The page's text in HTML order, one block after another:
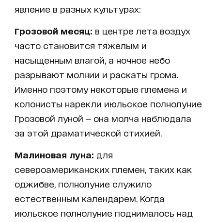
явление в разных культурах:
Грозовой месяц: в центре лета воздух
часто становится тяжелым и
насыщенным влагой, а ночное небо
разрывают молнии и раскаты грома.
Именно поэтому некоторые племена и
колонисты нарекли июльское полнолуние
Грозовой луной — она молча наблюдала
за этой драматической стихией.
Малиновая луна: для
североамериканских племен, таких как
оджибве, полнолуние служило
естественным календарем. Когда
июльское полнолуние поднималось над